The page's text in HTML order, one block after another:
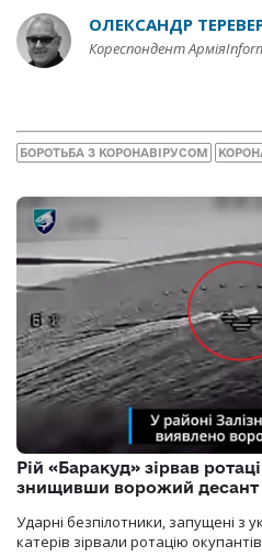
ОЛЕКСАНДР
Кореспондент
БОРОТЬБА З КОРОНАВІРУСОМ
Рій «Баракуд» зірвав
знищивши ворожий десант
Ударні безпілотники, запущені з
катерів зірвали ротацію